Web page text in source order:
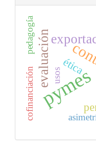
pymes
evaluación ética
cofinanciación
pedagogía
usos